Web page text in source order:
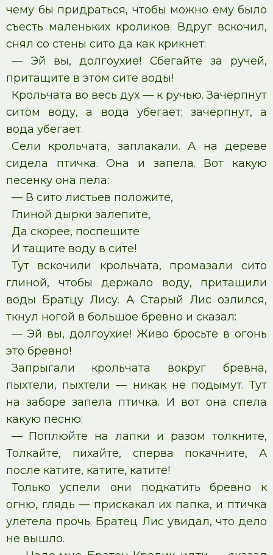
чему бы придраться, чтобы можно ему было
съесть маленьких кроликов. Вдруг вскочил,
снял со стены сито да как крикнет:
— Эй вы, долгоухие! Сбегайте за ручей,
притащите в этом сите воды!
Крольчата во весь дух — к ручью. Зачерпнут
ситом воду, а вода убегает; зачерпнут, а
вода убегает.
Сели крольчата, заплакали. А на дереве
сидела птичка. Она и запела. Вот какую
песенку она пела:
— В сито листьев положите,
Глиной дырки залепите,
Да скорее, поспешите
И тащите воду в сите!
Тут вскочили крольчата, промазали сито
глиной, чтобы держало воду, притащили
воды Братцу Лису. А Старый Лис озлился,
ткнул ногой в большое бревно и сказал:
— Эй вы, долгоухие! Живо бросьте в огонь
это бревно!
Запрыгали крольчата вокруг бревна,
пыхтели, пыхтели — никак не подымут. Тут
на заборе запела птичка. И вот она спела
какую песню:
— Поплюйте на лапки и разом толкните,
Толкайте, пихайте, сперва покачните, А
после катите, катите, катите!
Только успели они подкатить бревно к
огню, глядь — прискакал их папка, и птичка
улетела прочь. Братец Лис увидал, что дело
не вышло.